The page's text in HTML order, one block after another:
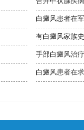
白癜风患者在
有白癜风家族
手部白癜风治
白癜风患者在